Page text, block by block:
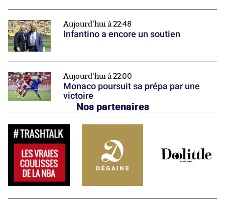
Aujourd'hui à 22:48
Infantino a encore un soutien
Aujourd'hui à 22:00
Monaco poursuit sa prépa par une
victoire
Nos partenaires